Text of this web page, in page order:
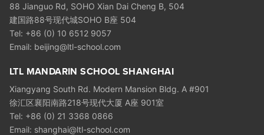
88 Jianguo Rd, SOHO Xian Dai Cheng B, 504
建国路88号现代城SOHO B座 504
Tel: +86 (0) 10 6512 9057
Email: beijing@ltl-school.com
LTL MANDARIN SCHOOL SHANGHAI
Xiangyang South Rd. Modern Mansion Bldg. A #901
徐汇区襄阳南路218号现代大厦 A座 901室
Tel: +86 (0) 21 3368 0866
Email: shanghai@ltl-school.com